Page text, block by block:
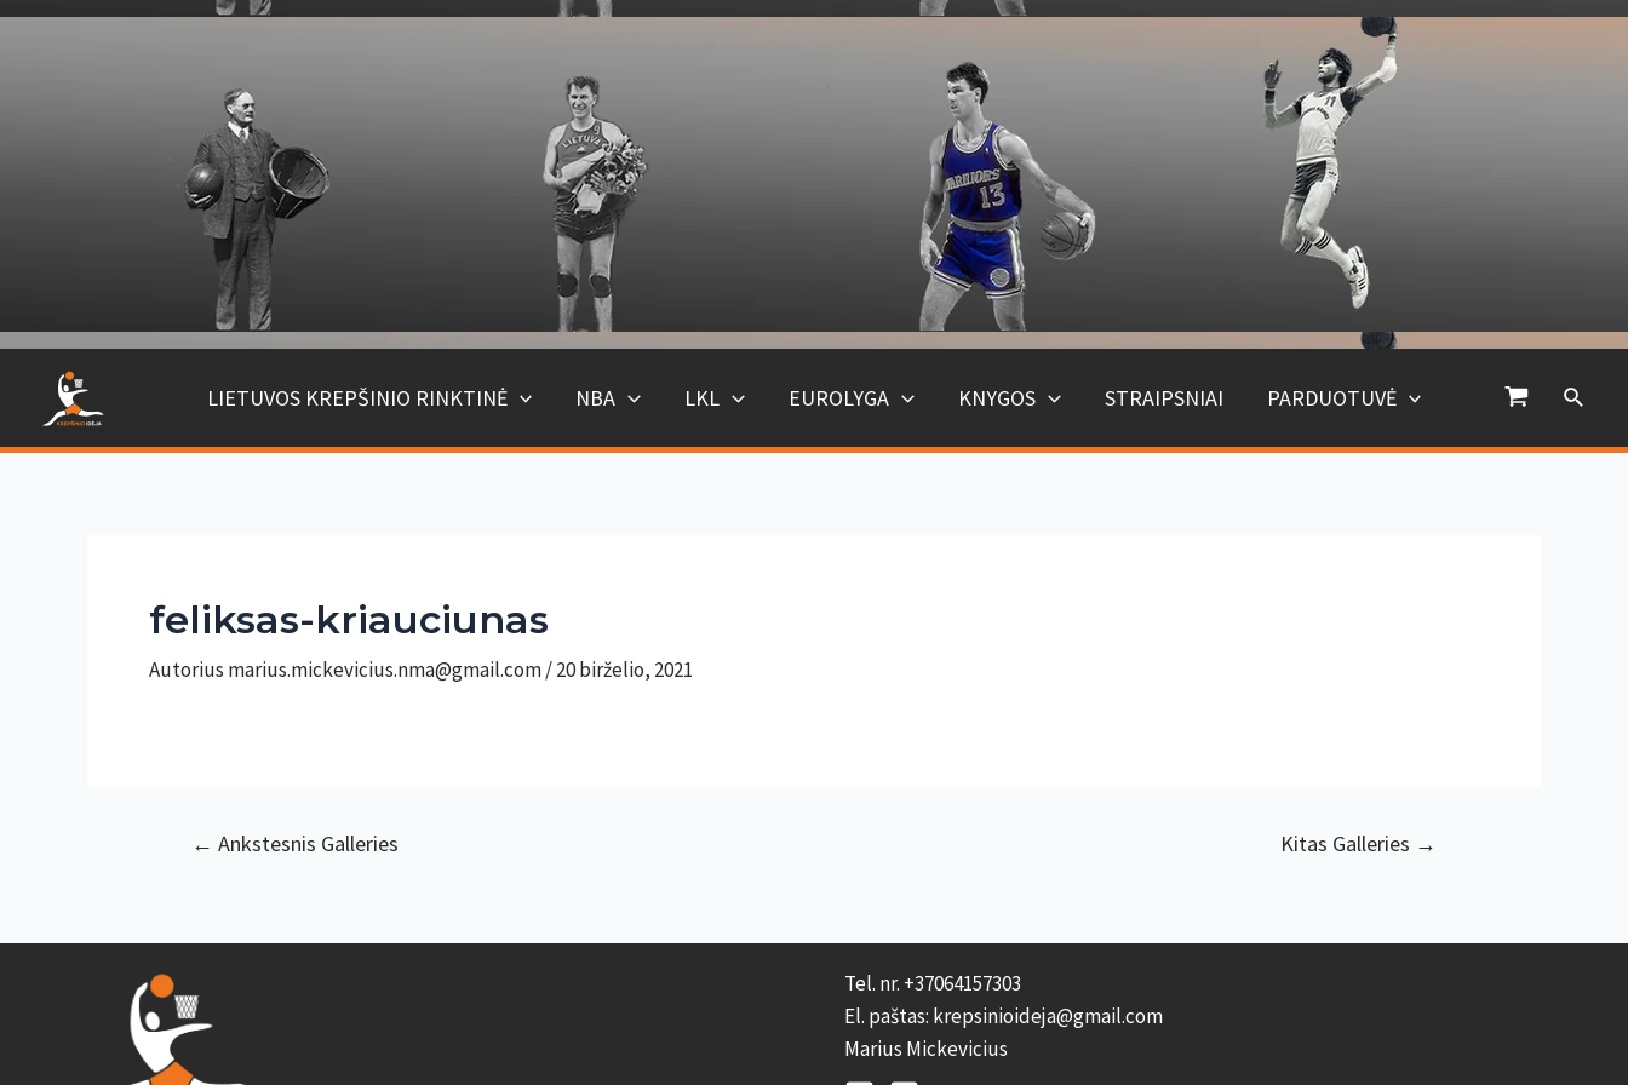
Pereiti
LIETUVOS KREPŠINIO RINKTINĖ NBA LKL EUROLYGA KNYGOS STRAIPSNIAI PARDUOTUVĖ
feliksas-kriauciunas
Autorius marius.mickevicius.nma@gmail.com/20 birželio, 2021
Navigacija
← Ankstesnis Galleries Kitas Galleries →
Tel. nr. +37064157303
El. paštas: krepsinioideja@gmail.com
Marius Mickevicius